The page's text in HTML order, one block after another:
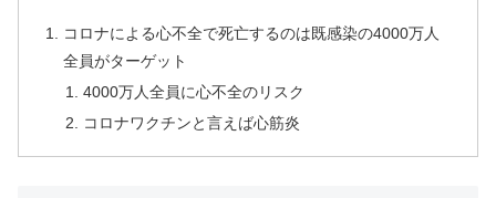
コロナによる心不全で死亡するのは既感染の4000万人
全員がターゲット
4000万人全員に心不全のリスク
コロナワクチンと言えば心筋炎